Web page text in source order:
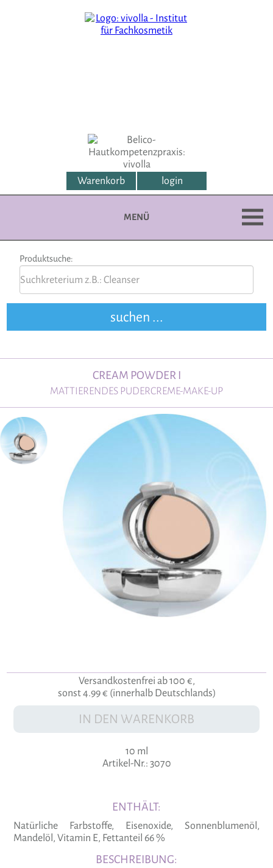
Warenkorb login
MENÜ
Produktsuche:
CREAM POWDER I
MATTIERENDES PUDERCREME-MAKE-UP
Versandkostenfrei ab 100 €,
sonst 4.99 € (innerhalb Deutschlands)
IN DEN WARENKORB
10 ml
Artikel-Nr.: 3070
ENTHÄLT:
Natürliche Farbstoffe, Eisenoxide, Sonnenblumenöl,
Mandelöl, Vitamin E, Fettanteil 66 %
BESCHREIBUNG: